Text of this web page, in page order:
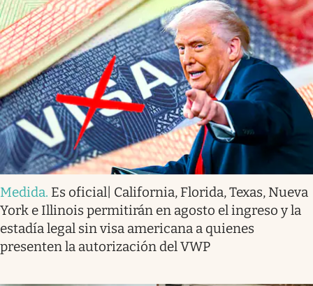
Medida. Es oficial| California, Florida, Texas, Nueva
York e Illinois permitirán en agosto el ingreso y la
estadía legal sin visa americana a quienes
presenten la autorización del VWP